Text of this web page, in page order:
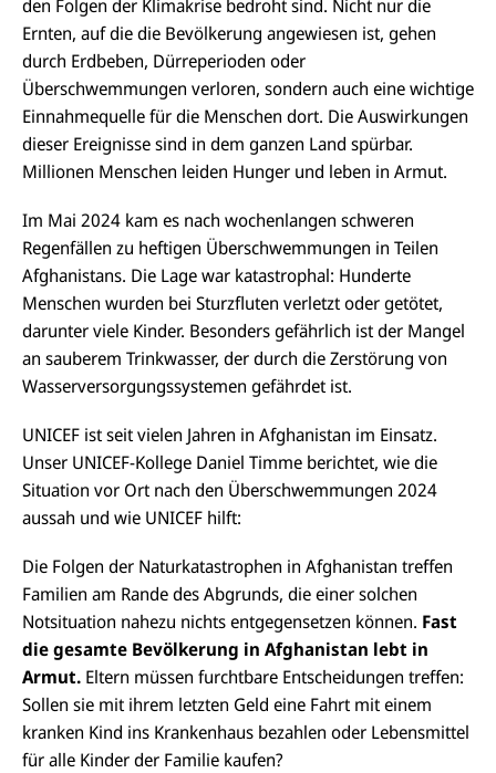
den Folgen der Klimakrise bedroht sind. Nicht nur die
Ernten, auf die die Bevölkerung angewiesen ist, gehen
durch Erdbeben, Dürreperioden oder
Überschwemmungen verloren, sondern auch eine wichtige
Einnahmequelle für die Menschen dort. Die Auswirkungen
dieser Ereignisse sind in dem ganzen Land spürbar.
Millionen Menschen leiden Hunger und leben in Armut.
Im Mai 2024 kam es nach wochenlangen schweren
Regenfällen zu heftigen Überschwemmungen in Teilen
Afghanistans. Die Lage war katastrophal: Hunderte
Menschen wurden bei Sturzfluten verletzt oder getötet,
darunter viele Kinder. Besonders gefährlich ist der Mangel
an sauberem Trinkwasser, der durch die Zerstörung von
Wasserversorgungssystemen gefährdet ist.
UNICEF ist seit vielen Jahren in Afghanistan im Einsatz.
Unser UNICEF-Kollege Daniel Timme berichtet, wie die
Situation vor Ort nach den Überschwemmungen 2024
aussah und wie UNICEF hilft:
Die Folgen der Naturkatastrophen in Afghanistan treffen
Familien am Rande des Abgrunds, die einer solchen
Notsituation nahezu nichts entgegensetzen können. Fast
die gesamte Bevölkerung in Afghanistan lebt in
Armut. Eltern müssen furchtbare Entscheidungen treffen:
Sollen sie mit ihrem letzten Geld eine Fahrt mit einem
kranken Kind ins Krankenhaus bezahlen oder Lebensmittel
für alle Kinder der Familie kaufen?